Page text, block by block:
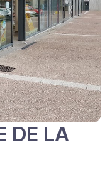
DE LA